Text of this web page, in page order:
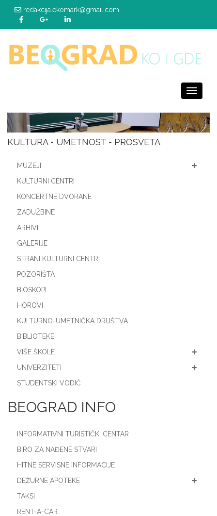
redakcija.ekomark@gmail.com
Toggle
KULTURA - UMETNOST - PROSVETA
MUZEJI
KULTURNI CENTRI
KONCERTNE DVORANE
ZADUŽBINE
ARHIVI
GALERIJE
STRANI KULTURNI CENTRI
POZORIŠTA
BIOSKOPI
HOROVI
KULTURNO-UMETNIČKA DRUŠTVA
BIBLIOTEKE
VIŠE ŠKOLE
UNIVERZITETI
STUDENTSKI VODIČ
BEOGRAD INFO
INFORMATIVNI TURISTIČKI CENTAR
BIRO ZA NAĐENE STVARI
HITNE SERVISNE INFORMACIJE
DEŽURNE APOTEKE
TAKSI
RENT-A-CAR